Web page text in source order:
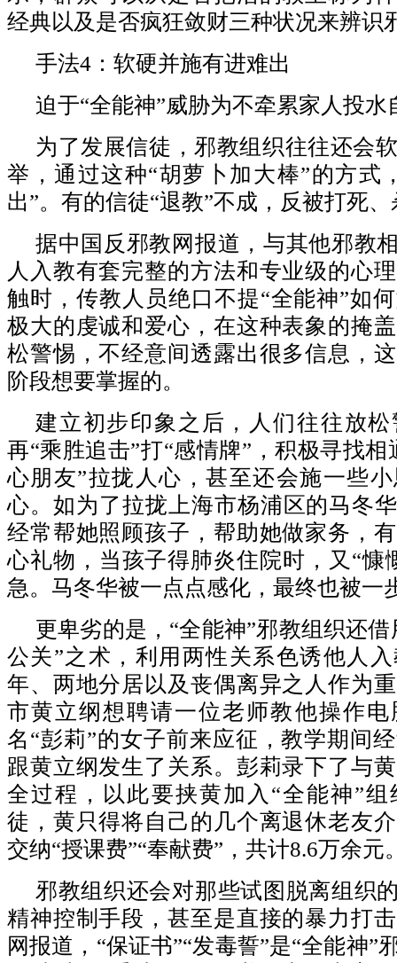
经典以及是否疯狂敛财三种状况来辨识
手法4：软硬并施有进难出
迫于“全能神”威胁为不牵累家人投水
为了发展信徒，邪教组织往往还会
举，通过这种“胡萝卜加大棒”的方式
出”。有的信徒“退教”不成，反被打死
据中国反邪教网报道，与其他邪教
人入教有套完整的方法和专业级的心
触时，传教人员绝口不提“全能神”如
极大的虔诚和爱心，在这种表象的掩
松警惕，不经意间透露出很多信息，
阶段想要掌握的。
建立初步印象之后，人们往往放
再“乘胜追击”打“感情牌”，积极寻找
心朋友”拉拢人心，甚至还会施一些
心。如为了拉拢上海市杨浦区的马冬
经常帮她照顾孩子，帮助她做家务，
心礼物，当孩子得肺炎住院时，又“慷
急。马冬华被一点点感化，最终也被一
更卑劣的是，“全能神”邪教组织还
公关”之术，利用两性关系色诱他人
年、两地分居以及丧偶离异之人作为
市黄立纲想聘请一位老师教他操作
名“彭莉”的女子前来应征，教学期间
跟黄立纲发生了关系。彭莉录下了与
全过程，以此要挟黄加入“全能神”
徒，黄只得将自己的几个离退休老友
交纳“授课费”“奉献费”，共计8.6万余元
邪教组织还会对那些试图脱离组织
精神控制手段，甚至是直接的暴力打
网报道，“保证书”“发毒誓”是“全能神”